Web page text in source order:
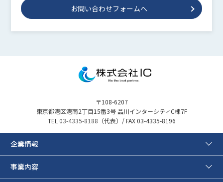
お問い合わせフォームへ
〒108-6207
東京都港区港南2丁目15番3号 品川インターシティC棟7F
TEL 03-4335-8188 （代表）/ FAX 03-4335-8196
企業情報
事業内容